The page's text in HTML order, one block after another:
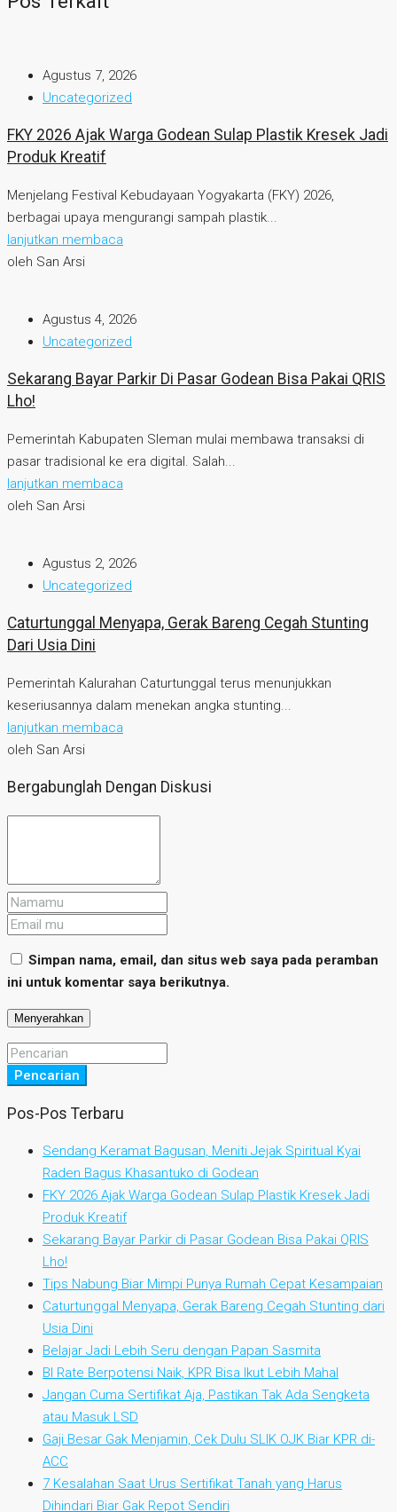
Agustus 7, 2026
Uncategorized
FKY 2026 Ajak Warga Godean Sulap Plastik Kresek Jadi
Produk Kreatif
Menjelang Festival Kebudayaan Yogyakarta (FKY) 2026,
berbagai upaya mengurangi sampah plastik...
lanjutkan membaca
oleh San Arsi
Agustus 4, 2026
Uncategorized
Sekarang Bayar Parkir Di Pasar Godean Bisa Pakai QRIS
Lho!
Pemerintah Kabupaten Sleman mulai membawa transaksi di
pasar tradisional ke era digital. Salah...
lanjutkan membaca
oleh San Arsi
Agustus 2, 2026
Uncategorized
Caturtunggal Menyapa, Gerak Bareng Cegah Stunting
Dari Usia Dini
Pemerintah Kalurahan Caturtunggal terus menunjukkan
keseriusannya dalam menekan angka stunting...
lanjutkan membaca
oleh San Arsi
Bergabunglah Dengan Diskusi
Simpan nama, email, dan situs web saya pada peramban
ini untuk komentar saya berikutnya.
Pencarian
Pos-Pos Terbaru
Sendang Keramat Bagusan, Meniti Jejak Spiritual Kyai
Raden Bagus Khasantuko di Godean
FKY 2026 Ajak Warga Godean Sulap Plastik Kresek Jadi
Produk Kreatif
Sekarang Bayar Parkir di Pasar Godean Bisa Pakai QRIS
Lho!
Tips Nabung Biar Mimpi Punya Rumah Cepat Kesampaian
Caturtunggal Menyapa, Gerak Bareng Cegah Stunting dari
Usia Dini
Belajar Jadi Lebih Seru dengan Papan Sasmita
BI Rate Berpotensi Naik, KPR Bisa Ikut Lebih Mahal
Jangan Cuma Sertifikat Aja, Pastikan Tak Ada Sengketa
atau Masuk LSD
Gaji Besar Gak Menjamin, Cek Dulu SLIK OJK Biar KPR di-
ACC
7 Kesalahan Saat Urus Sertifikat Tanah yang Harus
Dihindari Biar Gak Repot Sendiri